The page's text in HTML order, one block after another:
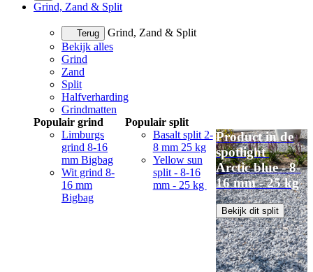
Grind, Zand & Split
Terug
Grind, Zand & Split
Bekijk alles
Grind
Zand
Split
Halfverharding
Grindmatten
Populair grind
Limburgs
grind 8-16
mm Bigbag
Wit grind 8-
16 mm
Bigbag
Populair split
Basalt split 2-
8 mm 25 kg
Yellow sun
split - 8-16
mm - 25 kg
Product in de
spotlight
Arctic blue - 8-
16 mm - 25 kg
Bekijk dit split